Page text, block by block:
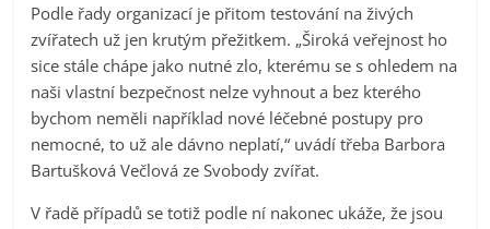
Podle řady organizací je přitom testování na živých
zvířatech už jen krutým přežitkem. „Široká veřejnost ho
sice stále chápe jako nutné zlo, kterému se s ohledem na
naši vlastní bezpečnost nelze vyhnout a bez kterého
bychom neměli například nové léčebné postupy pro
nemocné, to už ale dávno neplatí,“ uvádí třeba Barbora
Bartušková Večlová ze Svobody zvířat.
V řadě případů se totiž podle ní nakonec ukáže, že jsou